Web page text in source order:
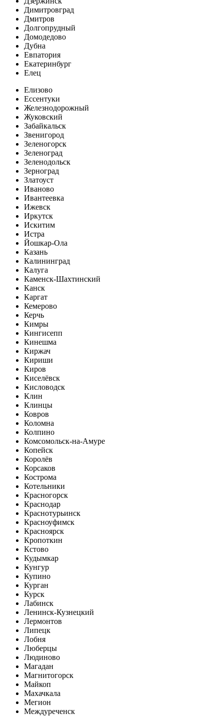
Димитровград
Дмитров
Долгопрудный
Домодедово
Дубна
Евпатория
Екатеринбург
Елец
Елизово
Ессентуки
Железнодорожный
Жуковский
Забайкальск
Звенигород
Зеленогорск
Зеленоград
Зеленодольск
Зерноград
Златоуст
Иваново
Ивантеевка
Ижевск
Иркутск
Искитим
Истра
Йошкар-Ола
Казань
Калининград
Калуга
Каменск-Шахтинский
Канск
Каргат
Кемерово
Керчь
Кимры
Кингисепп
Кинешма
Киржач
Кириши
Киров
Киселёвск
Кисловодск
Клин
Клинцы
Ковров
Коломна
Колпино
Комсомольск-на-Амуре
Копейск
Королёв
Корсаков
Кострома
Котельники
Красногорск
Краснодар
Краснотурьинск
Красноуфимск
Красноярск
Кропоткин
Кстово
Кудымкар
Кунгур
Купино
Курган
Курск
Лабинск
Ленинск-Кузнецкий
Лермонтов
Липецк
Лобня
Люберцы
Людиново
Магадан
Магнитогорск
Майкоп
Махачкала
Мегион
Междуреченск